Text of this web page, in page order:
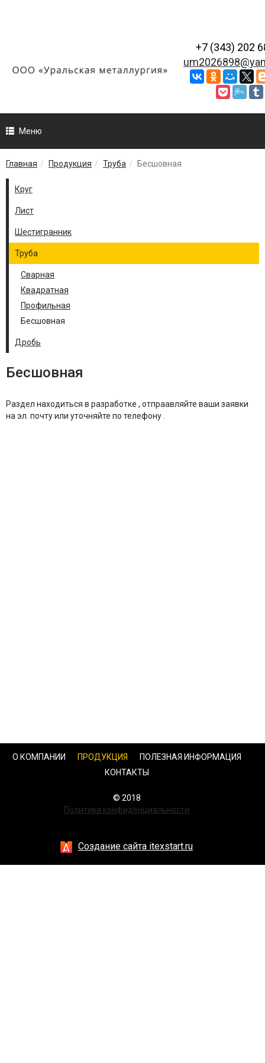
+7 (343) 202
Меню
Главная Продукция Труба Бесшовная
Круг
Лист
Шестигранник
Труба
Сварная
Квадратная
Профильная
Бесшовная
Дробь
Бесшовная
Раздел находиться в разработке , отпраавляйте ваши заявки
на эл. почту или уточняйте по телефону .
О КОМПАНИИ ПРОДУКЦИЯ
ПОЛЕЗНАЯ ИНФОРМАЦИЯ
КОНТАКТЫ
© 2018
Политика конфиденциальности
Создание сайта itexstart.ru